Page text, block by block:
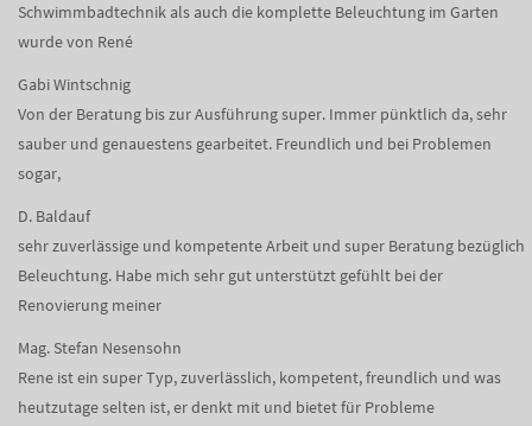
Schwimmbadtechnik als auch die komplette Beleuchtung im Garten
wurde von René
Gabi Wintschnig
Von der Beratung bis zur Ausführung super. Immer pünktlich da, sehr
sauber und genauestens gearbeitet. Freundlich und bei Problemen
sogar,
D. Baldauf
sehr zuverlässige und kompetente Arbeit und super Beratung bezüglich
Beleuchtung. Habe mich sehr gut unterstützt gefühlt bei der
Renovierung meiner
Mag. Stefan Nesensohn
Rene ist ein super Typ, zuverlässlich, kompetent, freundlich und was
heutzutage selten ist, er denkt mit und bietet für Probleme